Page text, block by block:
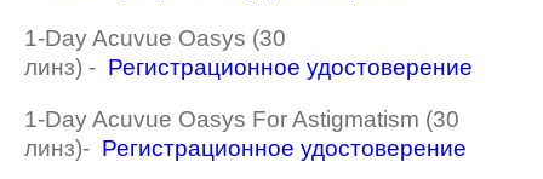
1-Day Acuvue Oasys (30
линз) - Регистрационное удостоверение
1-Day Acuvue Oasys For Astigmatism (30
линз)- Регистрационное удостоверение